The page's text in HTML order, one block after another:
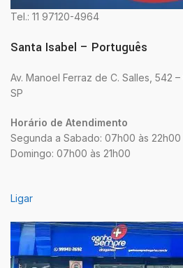
Tel.: 11 97120-4964
Santa Isabel – Português
Av. Manoel Ferraz de C. Salles, 542
SP
Horário de Atendimento
Segunda a Sabado: 07h00 às 22h00
Domingo: 07h00 às 21h00
Ligar